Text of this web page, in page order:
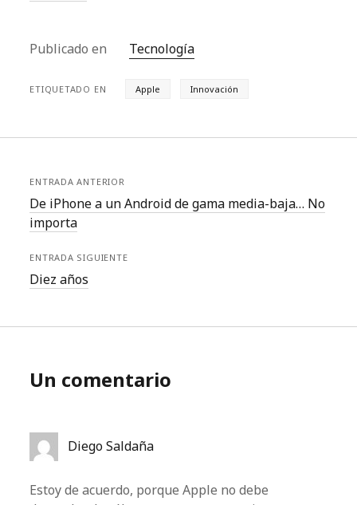
fuera de la…
Publicado en Tecnología
ETIQUETADO EN Apple Innovación
ENTRADA ANTERIOR
De iPhone a un Android de gama media-baja… No
importa
ENTRADA SIGUIENTE
Diez años
Un comentario
Diego Saldaña
Estoy de acuerdo, porque Apple no debe